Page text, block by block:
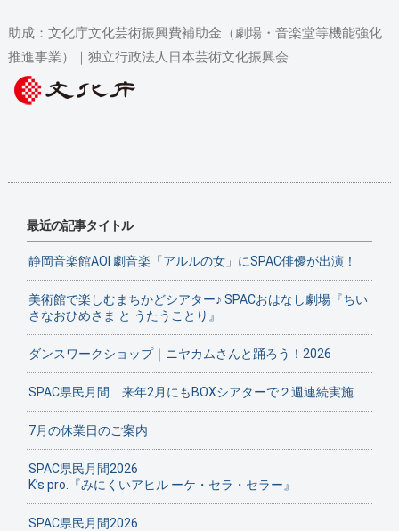
助成：文化庁文化芸術振興費補助金（劇場・音楽堂等機能強化
推進事業）｜独立行政法人日本芸術文化振興会
最近の記事タイトル
静岡音楽館AOI 劇音楽「アルルの女」にSPAC俳優が出演！
美術館で楽しむまちかどシアター♪ SPACおはなし劇場『ちい
さなおひめさま と うたうことり』
ダンスワークショップ｜ニヤカムさんと踊ろう！2026
SPAC県民月間 来年2月にもBOXシアターで２週連続実施
7月の休業日のご案内
SPAC県民月間2026
K’s pro.『みにくいアヒル ーケ・セラ・セラー』
SPAC県民月間2026